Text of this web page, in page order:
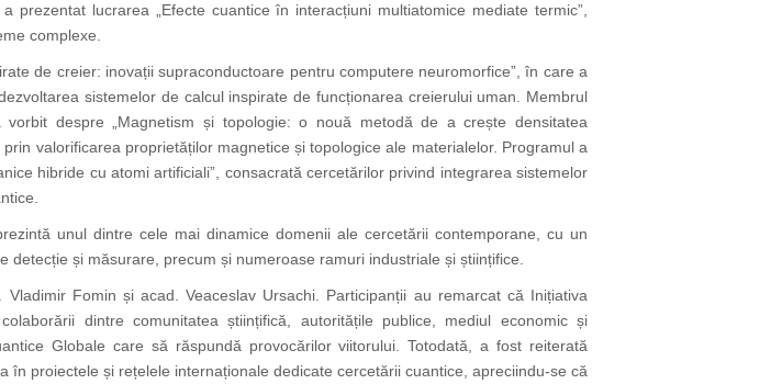
lucrarea „Efecte cuantice în interacțiuni multiatomice mediate termic”,
complexe.
de creier: inovații supraconductoare pentru computere neuromorfice”, în care a
sistemelor de calcul inspirate de funcționarea creierului uman. Membrul
despre „Magnetism și topologie: o nouă metodă de a crește densitatea
valorificarea proprietăților magnetice și topologice ale materialelor. Programul a
hibride cu atomi artificiali”, consacrată cercetărilor privind integrarea sistemelor
unul dintre cele mai dinamice domenii ale cercetării contemporane, cu un
și măsurare, precum și numeroase ramuri industriale și științifice.
Fomin și acad. Veaceslav Ursachi. Participanții au remarcat că Inițiativa
dintre comunitatea științifică, autoritățile publice, mediul economic și
Globale care să răspundă provocărilor viitorului. Totodată, a fost reiterată
proiectele și rețelele internaționale dedicate cercetării cuantice, apreciindu-se că